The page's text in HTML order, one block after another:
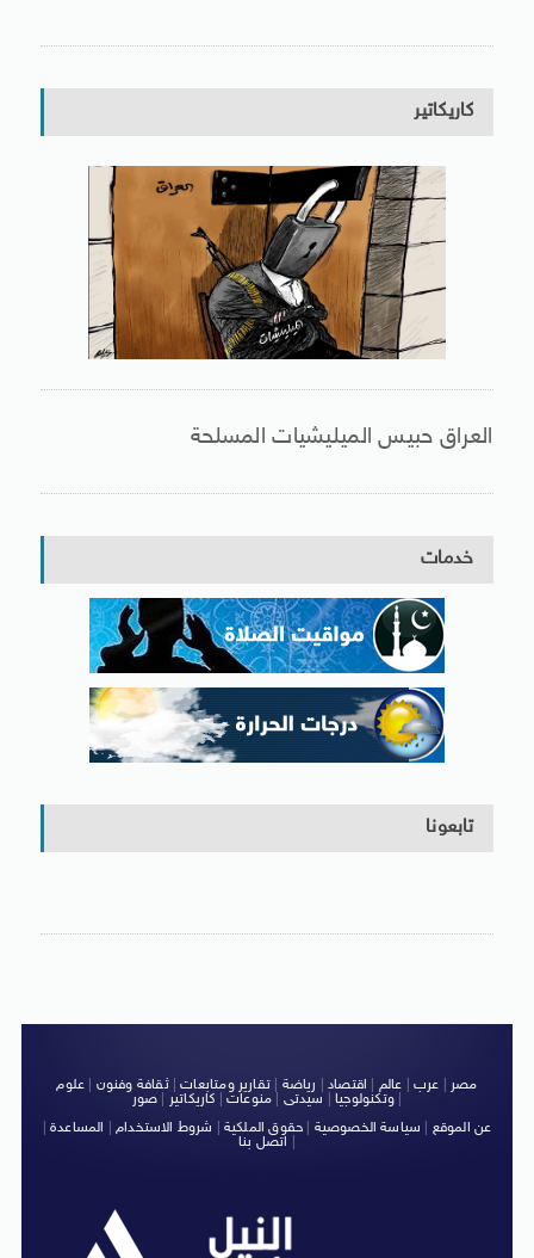
كاريكاتير
العراق حبيس الميليشيات المسلحة
خدمات
تابعونا
مصر عرب عالم اقتصاد رياضة |تقارير ومتابعات|ثقافة وفنون
علوم
وتكنولوجيا| سيدتى منوعات كاريكاتير صور
|
عن الموقع
سياسة الخصوصية حقوق الملكية شروط الاستخدام| المساعدة|
اتصل بنا